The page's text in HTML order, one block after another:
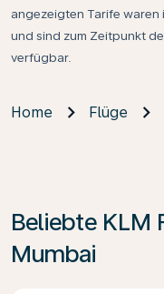
angezeigten Tarife
und sind zum Zeitpunkt
verfügbar.
Home Flüge
Beliebte KLM
Mumbai